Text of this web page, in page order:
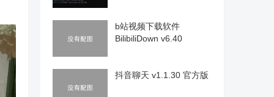
b站视频下载软件
BilibiliDown v6.40
抖音聊天 v1.1.30 官方版